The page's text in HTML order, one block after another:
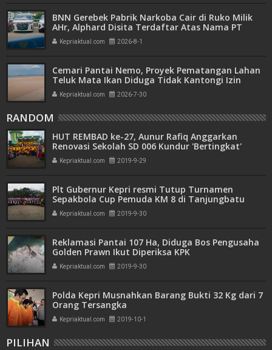
BNN Gerebek Pabrik Narkoba Cair di Ruko Milik
AHr, Alphard Disita Terdaftar Atas Nama PT
Mitra Usaha Properti
Kepriaktual.com 2026-8-1
Cemari Pantai Nemo, Proyek Pematangan Lahan
Teluk Mata Ikan Diduga Tidak Kantongi Izin
Amdal
Kepriaktual.com 2026-7-30
RANDOM
HUT REMBAD ke-27, Aunur Rafiq Anggarkan
Renovasi Sekolah SD 006 Kundur 'Bertingkat'
Kepriaktual.com 2019-9-29
Plt Gubernur Kepri resmi Tutup Turnamen
Sepakbola Cup Pemuda KM 8 di Tanjungbatu
Kundur
Kepriaktual.com 2019-9-30
Reklamasi Pantai 107 Ha, Diduga Bos Pengusaha
Golden Prawn Ikut Diperiksa KPK
Kepriaktual.com 2019-9-30
Polda Kepri Musnahkan Barang Bukti 32 Kg dari 7
Orang Tersangka
Kepriaktual.com 2019-10-1
PILIHAN